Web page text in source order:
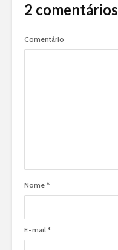
2 comentários
Comentário
Nome *
E-mail *